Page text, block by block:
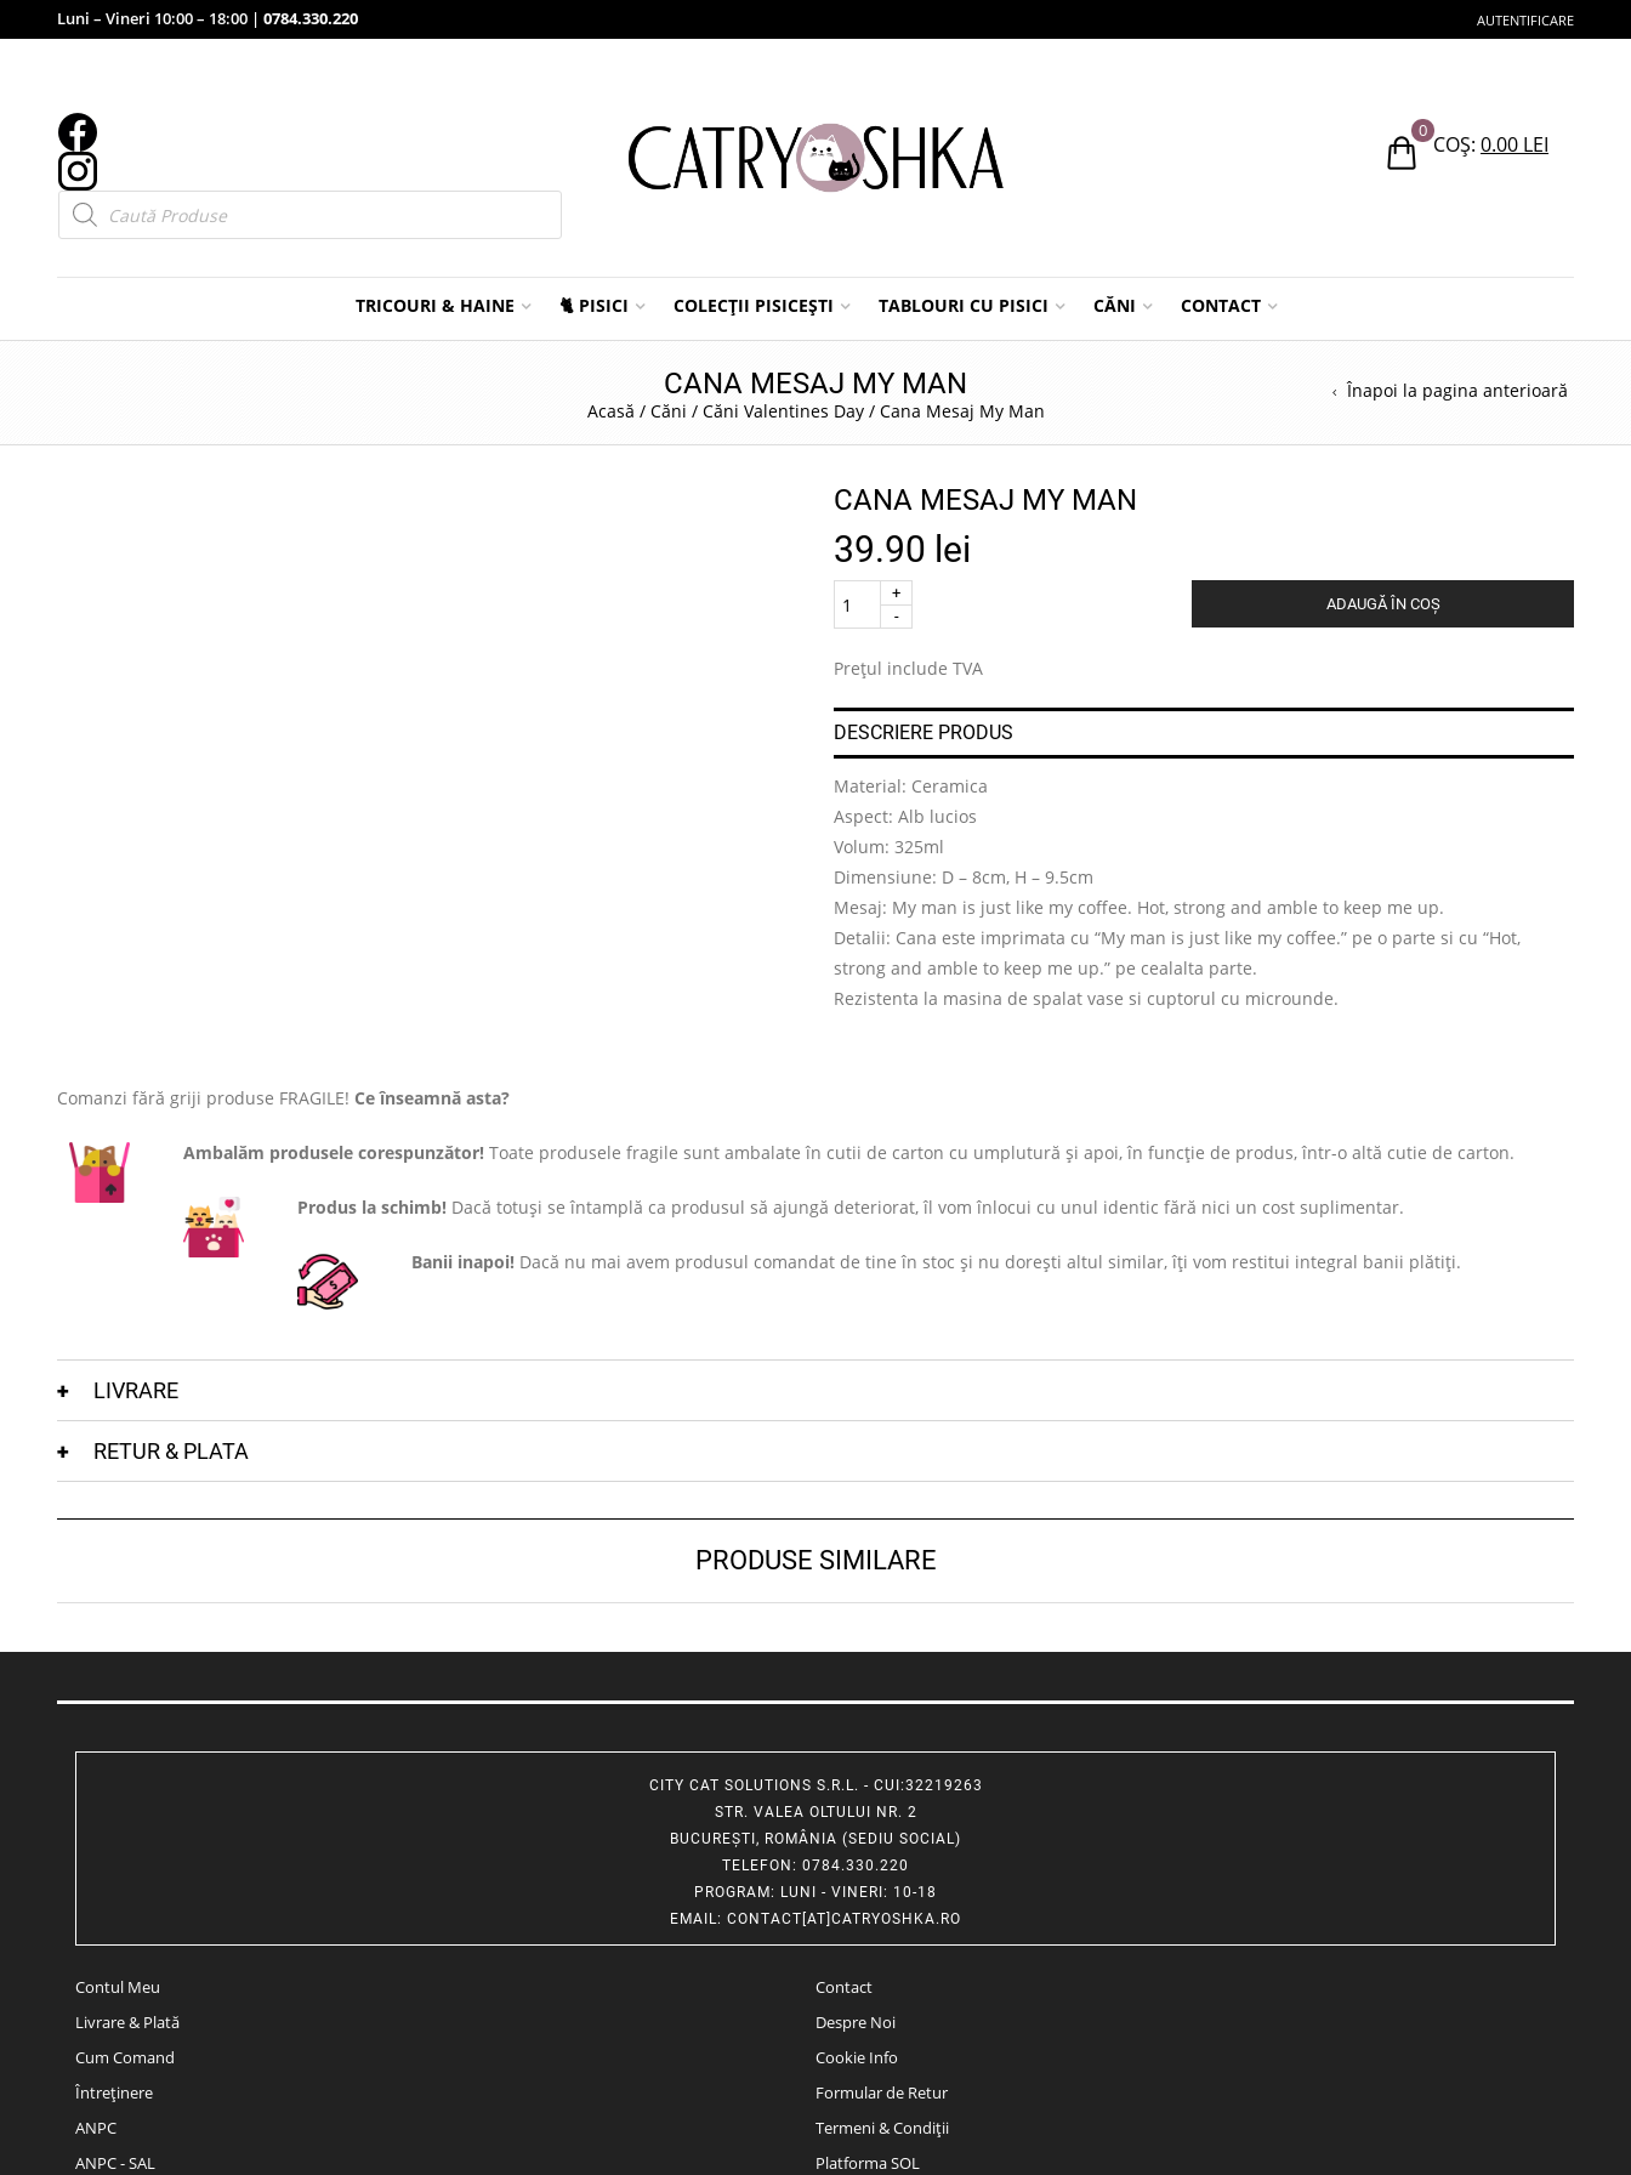
Luni – Vineri 10:00 – 18:00 | 0784.330.220 AUTENTIFICARE
Products
search
0
COȘ: 0.00 LEI
TRICOURI & HAINE 🐈 PISICI COLECȚII PISICEȘTI TABLOURI CU PISICI CĂNI CONTACT
CANA MESAJ MY MAN
Acasă / Căni / Căni Valentines Day/ Cana Mesaj My Man
Înapoi la pagina anterioară
CANA MESAJ MY MAN
39.90 lei
Quantity
ADAUGĂ ÎN COȘ
Prețul include TVA
DESCRIERE PRODUS
Material: Ceramica
Aspect: Alb lucios
Volum: 325ml
Dimensiune: D – 8cm, H – 9.5cm
Mesaj: My man is just like my coffee. Hot, strong and amble to keep me up.
Detalii: Cana este imprimata cu “My man is just like my coffee.” pe o parte si cu “Hot,
strong and amble to keep me up.” pe cealalta parte.
Rezistenta la masina de spalat vase si cuptorul cu microunde.
Comanzi fără griji produse FRAGILE! Ce înseamnă asta?
Ambalăm produsele corespunzător! Toate produsele fragile sunt ambalate în cutii de carton cu umplutură și apoi, în funcție de produs, într-o altă cutie de carton.
Produs la schimb! Dacă totuși se întamplă ca produsul să ajungă deteriorat, îl vom înlocui cu unul identic fără nici un cost suplimentar.
Banii inapoi! Dacă nu mai avem produsul comandat de tine în stoc și nu dorești altul similar, îți vom restitui integral banii plătiți.
LIVRARE
RETUR & PLATA
PRODUSE SIMILARE
CITY CAT SOLUTIONS S.R.L. - CUI:32219263
STR. VALEA OLTULUI NR. 2
BUCUREȘTI, ROMÂNIA (SEDIU SOCIAL)
TELEFON : 0784.330.220
PROGRAM: LUNI - VINERI: 10-18
EMAIL: CONTACT[AT]CATRYOSHKA.RO
Contul Meu
Livrare & Plată
Cum Comand
Întreținere
ANPC
ANPC - SAL
Contact
Despre Noi
Cookie Info
Formular de Retur
Termeni & Condiții
Platforma SOL